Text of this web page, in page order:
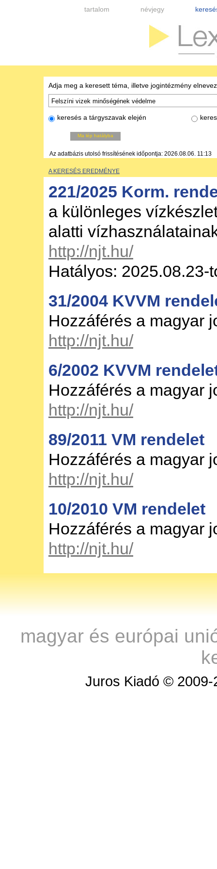
tartalom névjegy
Adja meg a keresett téma, illetve jogintézmény
keresés a tárgyszavak elején
Ma lép hatályba
Az adatbázis utolsó frissítésének időpontja: 2026.08.06. 11:13
A KERESÉS EREDMÉNYE
221/2025 Korm.
a különleges
alatti
http://njt.hu/
Hatályos: 2025.08.23-
31/2004 KVVM
Hozzáférés a magyar
http://njt.hu/
6/2002 KVVM
Hozzáférés a magyar
http://njt.hu/
89/2011 VM rendelet
Hozzáférés a magyar
http://njt.hu/
10/2010 VM rendelet
Hozzáférés a magyar
http://njt.hu/
magyar és európai
Juros Kiadó ©